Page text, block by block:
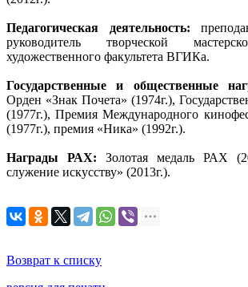
Педагогическая деятельность:
руководитель творческой
художественного факультета ВГИКа.
Государственные и общественные
Орден «Знак Почета» (1974г.),
(1977г.), Премия Международного
(1977г.), премия «Ника» (1992г.).
Награды РАХ: Золотая медаль РАХ
служение искусству» (2013г.).
Возврат к списку